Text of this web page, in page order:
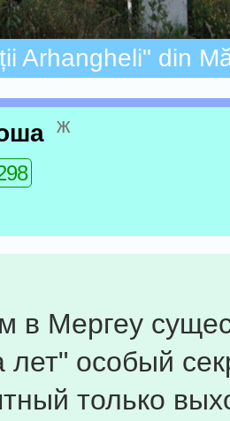
Arhangheli" din
ж
в Мергеу
лет" особый
только